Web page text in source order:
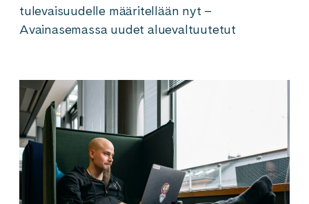
tulevaisuudelle määritellään nyt –
Avainasemassa uudet aluevaltuutetut